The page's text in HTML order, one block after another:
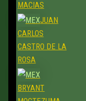
MACIAS
JUAN
CARLOS
CASTRO DE LA
ROSA
BRYANT